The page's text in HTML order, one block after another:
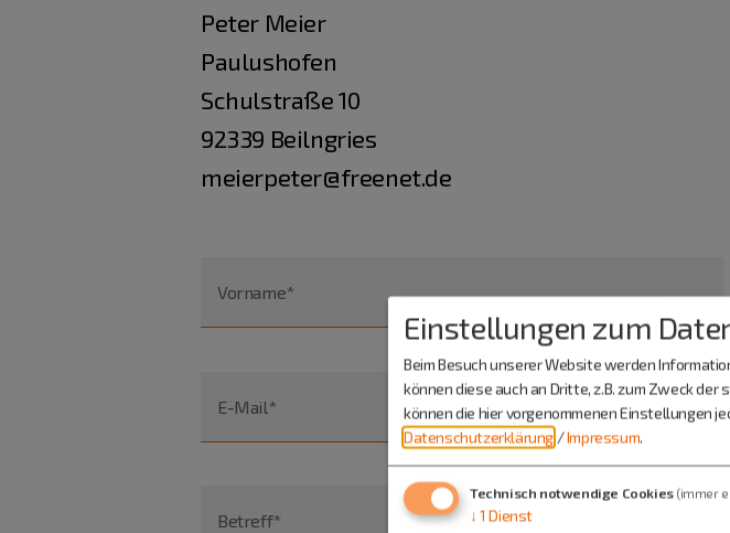
Peter Meier
Paulushofen
Schulstraße 10
92339 Beilngries
meierpeter@freenet.de
Vorname*
E-Mail*
Betreff*
Einstellungen zum
Beim Besuch unserer Website werden
können diese auch an Dritte, z.B. zum Zweck
können die hier vorgenommenen Einstellungen
Datenschutzerklärung /Impressum.
Technisch notwendige Cookies (immer
↓ 1 Dienst